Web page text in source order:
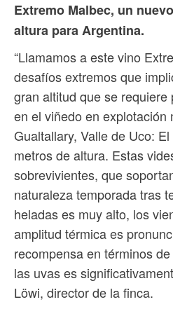
Extremo Malbec, un
altura para Argentina.
“Llamamos a este vino
desafíos extremos que
gran altitud que se
en el viñedo en explotación
Gualtallary, Valle de Uco:
metros de altura. Estas
sobrevivientes, que
naturaleza temporada tras
heladas es muy alto, los
amplitud térmica es
recompensa en términos
las uvas es
Löwi, director de la finca.